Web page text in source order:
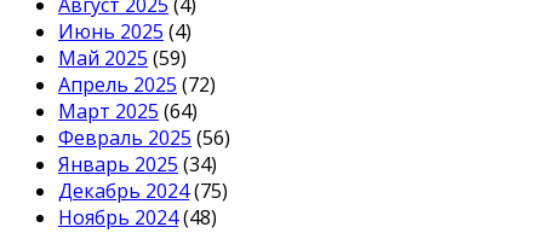
Июнь 2025 (4)
Май 2025 (59)
Апрель 2025 (72)
Март 2025 (64)
Февраль 2025 (56)
Январь 2025 (34)
Декабрь 2024(75)
Ноябрь 2024(48)